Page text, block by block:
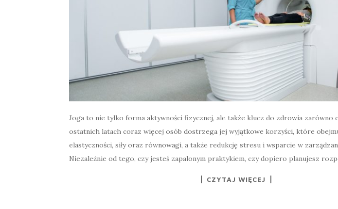
Joga to nie tylko forma aktywności fizycznej, ale także klucz do zdrowia zarówno
ostatnich latach coraz więcej osób dostrzega jej wyjątkowe korzyści, które
elastyczności, siły oraz równowagi, a także redukcję stresu i wsparcie w
Niezależnie od tego, czy jesteś zapalonym praktykiem, czy dopiero planujesz
CZYTAJ WIĘCEJ